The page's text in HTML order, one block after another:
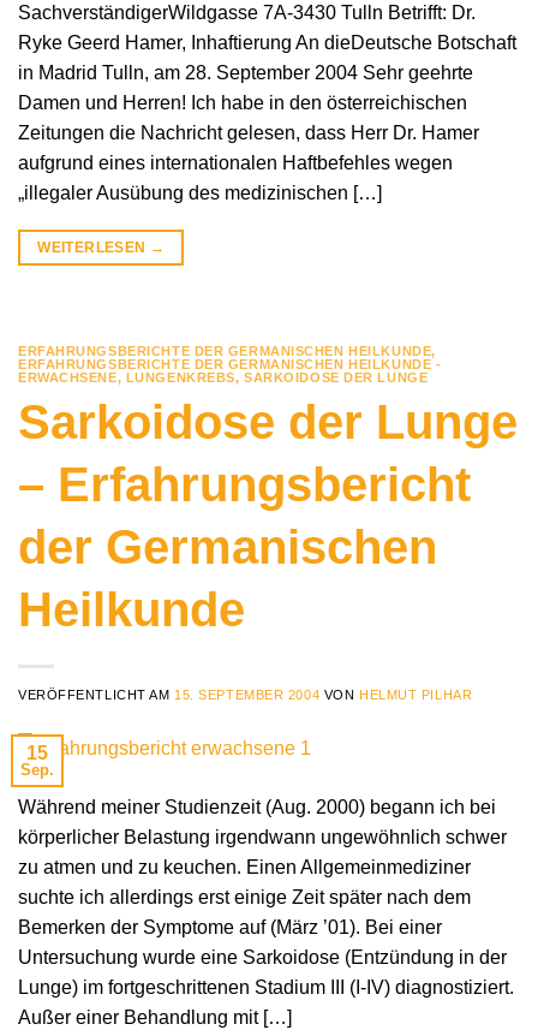
SachverständigerWildgasse 7A‐3430 Tulln Betrifft: Dr.
Ryke Geerd Hamer, Inhaftierung An dieDeutsche Botschaft
in Madrid Tulln, am 28. September 2004 Sehr geehrte
Damen und Herren! Ich habe in den österreichischen
Zeitungen die Nachricht gelesen, dass Herr Dr. Hamer
aufgrund eines internationalen Haftbefehles wegen
„illegaler Ausübung des medizinischen […]
WEITERLESEN →
ERFAHRUNGSBERICHTE DER GERMANISCHEN HEILKUNDE,
ERFAHRUNGSBERICHTE DER GERMANISCHEN HEILKUNDE -
ERWACHSENE, LUNGENKREBS,SARKOIDOSE DER LUNGE
Sarkoidose der Lunge
– Erfahrungsbericht
der Germanischen
Heilkunde
VERÖFFENTLICHT AM 15. SEPTEMBER 2004 VON HELMUT PILHAR
15
Sep.
Während meiner Studienzeit (Aug. 2000) begann ich bei
körperlicher Belastung irgendwann ungewöhnlich schwer
zu atmen und zu keuchen. Einen Allgemeinmediziner
suchte ich allerdings erst einige Zeit später nach dem
Bemerken der Symptome auf (März ’01). Bei einer
Untersuchung wurde eine Sarkoidose (Entzündung in der
Lunge) im fortgeschrittenen Stadium III (I-IV) diagnostiziert.
Außer einer Behandlung mit […]